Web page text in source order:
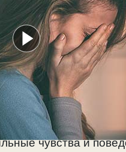
чувства и